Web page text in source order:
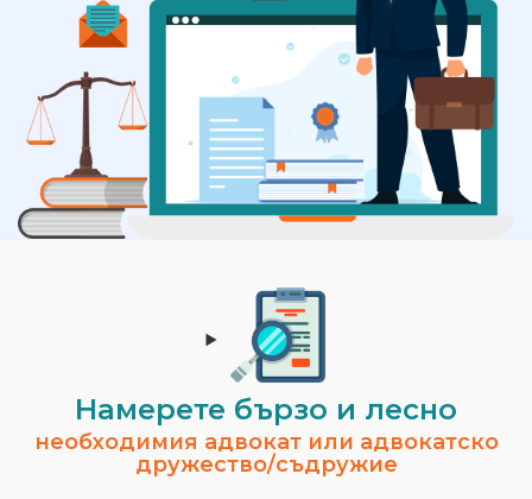
Намерете бързо и лесно
необходимия адвокат или адвокатско
дружество/съдружие